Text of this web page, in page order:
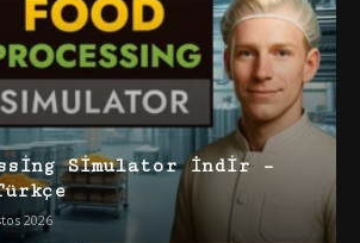
Simulator İndir –
2026